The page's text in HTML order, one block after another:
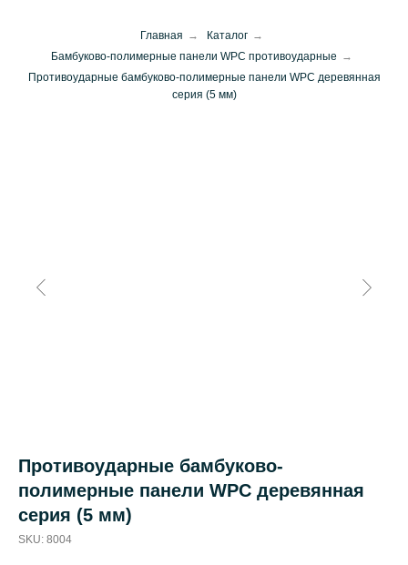
Главная → Каталог →
Бамбуково-полимерные панели WPC противоударные →
Противоударные бамбуково-полимерные панели WPC деревянная
серия (5 мм)
Противоударные бамбуково-
полимерные панели WPC деревянная
серия (5 мм)
SKU: 8004